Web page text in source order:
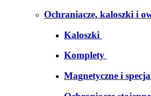
Ochraniacze, kaloszki i
Kaloszki
Komplety
Magnetyczne i